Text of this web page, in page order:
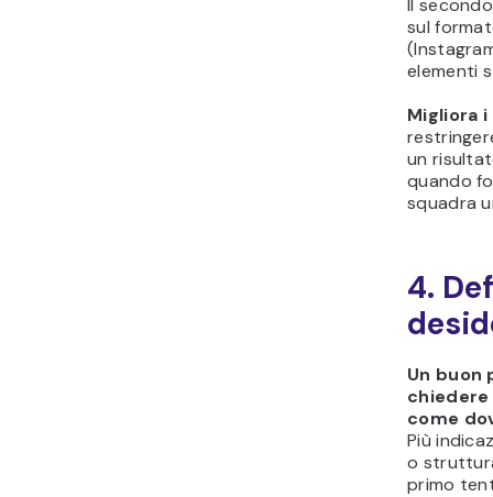
Il
sul
elementi
Migliora
un
quando
squadra
4.
Un buon
come
Più
o
primo